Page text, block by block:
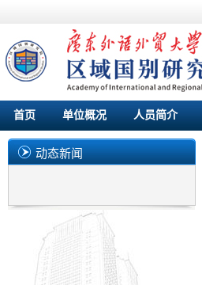
首页 单位概况 人员简介
动态新闻